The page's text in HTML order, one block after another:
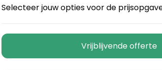
Selecteer jouw opties voor de
Vrijblijvende offerte